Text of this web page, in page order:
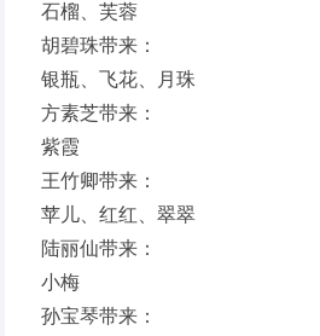
石榴、芙蓉
胡碧珠带来：
银瓶、飞花、月珠
方素芝带来：
紫霞
王竹卿带来：
苹儿、红红、翠翠
陆丽仙带来：
小梅
孙宝琴带来：